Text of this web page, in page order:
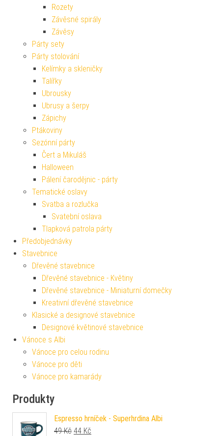
Rozety
Závěsné spirály
Závěsy
Párty sety
Párty stolování
Kelímky a skleničky
Talířky
Ubrousky
Ubrusy a šerpy
Zápichy
Ptákoviny
Sezónní párty
Čert a Mikuláš
Halloween
Pálení čarodějnic - párty
Tematické oslavy
Svatba a rozlučka
Svatební oslava
Tlapková patrola párty
Předobjednávky
Stavebnice
Dřevěné stavebnice
Dřevěné stavebnice - Květiny
Dřevěné stavebnice - Miniaturní domečky
Kreativní dřevěné stavebnice
Klasické a designové stavebnice
Designové květinové stavebnice
Vánoce s Albi
Vánoce pro celou rodinu
Vánoce pro děti
Vánoce pro kamarády
Produkty
Espresso hrníček - Superhrdina Albi
49Kč Původní cena byla: 49 Kč.
44 Kč